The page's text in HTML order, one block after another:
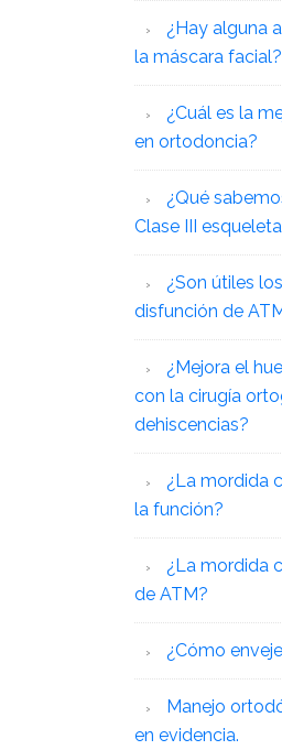
¿Hay alguna
la máscara facial?
¿Cuál es la
en ortodoncia?
¿Qué
Clase III
¿Son útiles
disfunción de
¿Mejora el
con la cirugía
dehiscencias?
¿La mordida
la función?
¿La mordida
de ATM?
¿Cómo
Manejo
en evidencia.